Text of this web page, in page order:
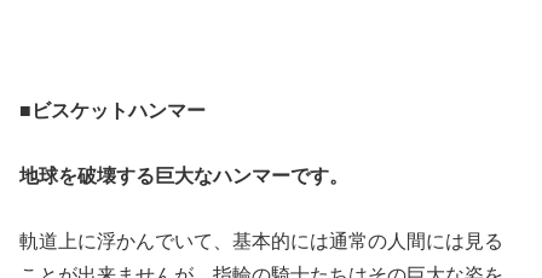
■ビスケットハンマー
地球を破壊する巨大なハンマーです。
軌道上に浮かんでいて、基本的には通常の人間には見る